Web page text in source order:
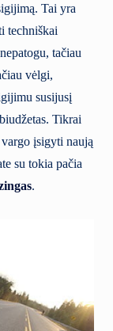
Tai yra
techniškai
tačiau
vėlgi,
susijusį
Tikrai
įsigyti naują
su tokia pačia
.